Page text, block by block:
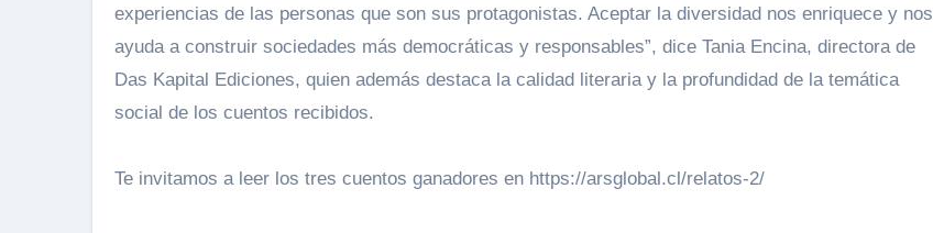
experiencias de las personas que son sus protagonistas. Aceptar la diversidad nos enriquece y nos
ayuda a construir sociedades más democráticas y responsables”, dice Tania Encina, directora de
Das Kapital Ediciones, quien además destaca la calidad literaria y la profundidad de la temática
social de los cuentos recibidos.
Te invitamos a leer los tres cuentos ganadores en https://arsglobal.cl/relatos-2/